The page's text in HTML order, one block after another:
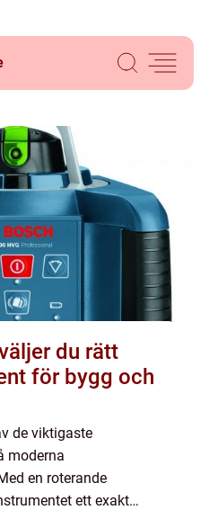
för bygg och
de viktigaste
moderna
en roterande
ett exakt